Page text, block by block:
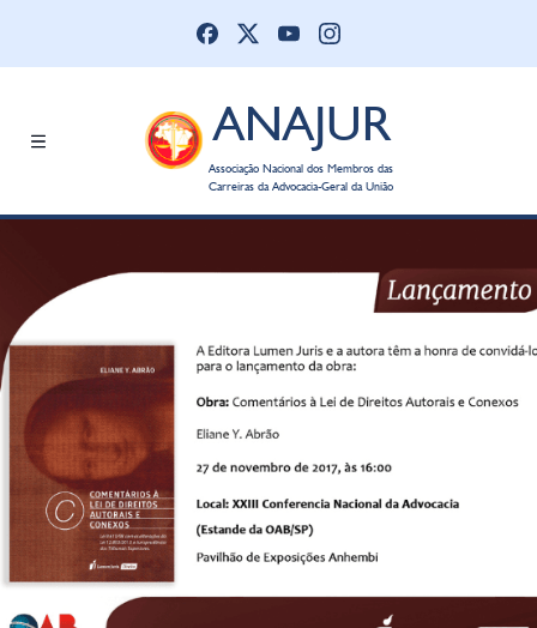
ANAJUR
Associação Nacional dos Membros das
Carreiras da Advocacia-Geral da União